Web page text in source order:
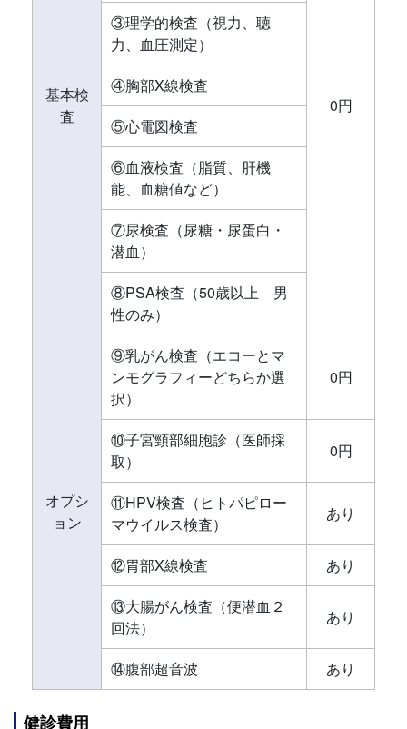
基本検
査
0円
③理学的検査（視力、聴
力、血圧測定）
④胸部X線検査
⑤心電図検査
⑥血液検査（脂質、肝機
能、血糖値など）
⑦尿検査（尿糖・尿蛋白・
潜血）
⑧PSA検査（50歳以上 男
性のみ）
オプシ
ョン
⑨乳がん検査（エコーとマ
ンモグラフィーどちらか選
択）
0円
⑩子宮頸部細胞診（医師採
取）
0円
⑪HPV検査（ヒトパピロー
マウイルス検査）
あり
⑫胃部X線検査
あり
⑬大腸がん検査（便潜血２
回法）
あり
⑭腹部超音波 あり
健診費用